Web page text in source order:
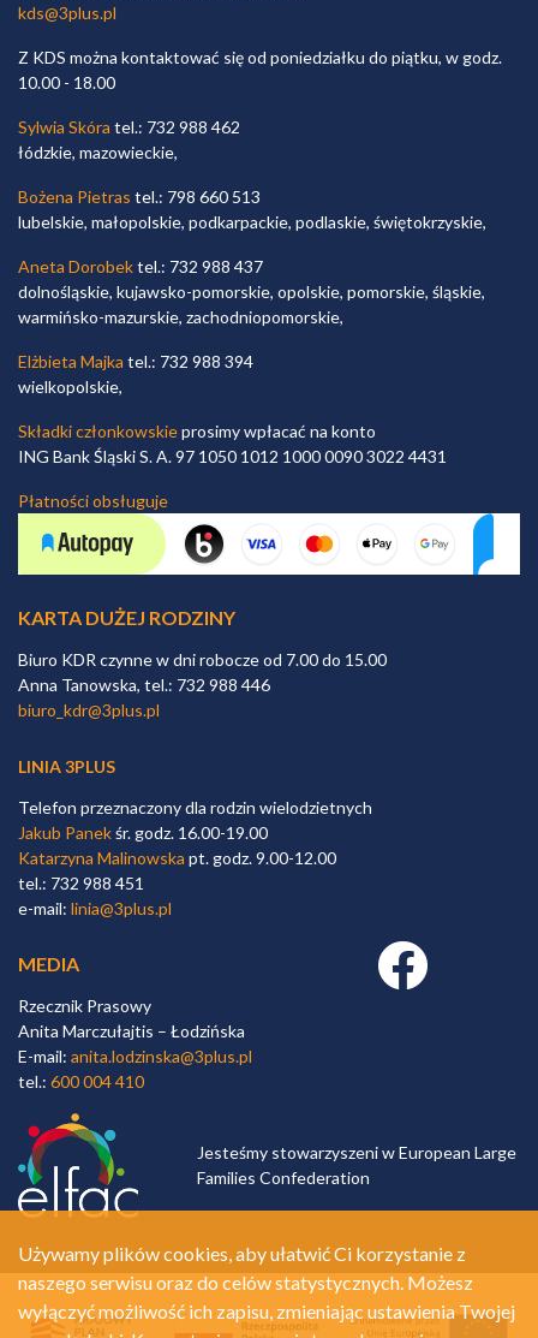
kds@3plus.pl
Z KDS można kontaktować się od poniedziałku do piątku, w godz.
10.00 - 18.00
Sylwia Skóra tel.: 732 988 462
łódzkie, mazowieckie,
Bożena Pietras tel.: 798 660 513
lubelskie, małopolskie, podkarpackie, podlaskie, świętokrzyskie,
Aneta Dorobektel.: 732 988 437
dolnośląskie, kujawsko-pomorskie, opolskie, pomorskie, śląskie,
warmińsko-mazurskie, zachodniopomorskie,
Elżbieta Majka tel.: 732 988 394
wielkopolskie,
Składki członkowskieprosimy wpłacać na konto
ING Bank Śląski S. A. 97 1050 1012 1000 0090 3022 4431
Płatności obsługuje
KARTA DUŻEJ RODZINY
Biuro KDR czynne w dni robocze od 7.00 do 15.00
Anna Tanowska, tel.: 732 988 446
biuro_kdr@3plus.pl
LINIA 3PLUS
Telefon przeznaczony dla rodzin wielodzietnych
Jakub Panekśr. godz. 16.00-19.00
Katarzyna Malinowska pt. godz. 9.00-12.00
tel.: 732 988 451
e-mail: linia@3plus.pl
MEDIA
Rzecznik Prasowy
Anita Marczułajtis – Łodzińska
E-mail: anita.lodzinska@3plus.pl
tel.: 600 004 410
Facebook link
Jesteśmy stowarzyszeni w European Large
Families Confederation
Używamy plików cookies, aby ułatwić Ci korzystanie z
naszego serwisu oraz do celów statystycznych. Możesz
wyłączyć możliwość ich zapisu, zmieniając ustawienia Twojej